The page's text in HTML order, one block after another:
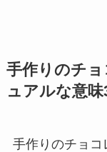
手作りのチ
ュアルな意味
手作りのチョコ